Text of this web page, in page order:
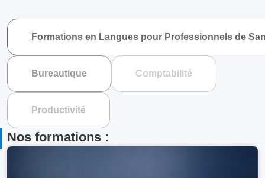
Formations en Langues pour Professionnels de
Bureautique Comptabilité
Productivité
Nos formations :